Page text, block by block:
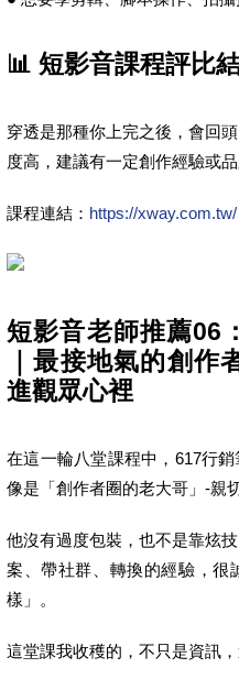
📊 短影音課程評比
穿透是那種你上完之後，會回
度高，建議有一定創作經驗或
課程連結： https://xway.com.tw/
短影音老師推薦06
｜最接地氣的創作
進觀眾心裡
在這一輪八堂課程中，617行
像是「創作者圈的老大哥」-親
他沒有過度包裝，也不是靠炫
案、帶社群、轉換的經驗，很
樣」。
這堂課我收穫的，不只是資訊